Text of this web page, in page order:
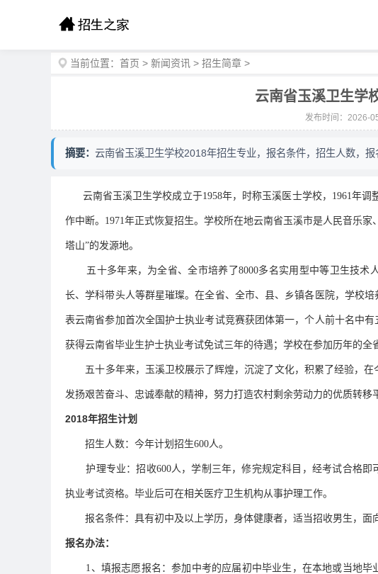
当前位置： 首页 > 新闻资讯 > 招生简章 >
云南省玉溪卫生学
发布时间：2026-
摘要： 云南省玉溪卫生学校2018年招生专业，报名条件，招生人数，报
云南省玉溪卫生学校成立于1958年，时称玉溪医士学校，1961年
作中断。1971年正式恢复招生。学校所在地云南省玉溪市是人民音乐
塔山”的发源地。
五十多年来，为全省、全市培养了8000多名实用型中等卫生技
长、学科带头人等群星璀璨。在全省、全市、县、乡镇各医院，学校
表云南省参加首次全国护士执业考试竞赛获团体第一，个人前十名中
获得云南省毕业生护士执业考试免试三年的待遇；学校在参加历年的全
五十多年来，玉溪卫校展示了辉煌，沉淀了文化，积累了经验，
发扬艰苦奋斗、忠诚奉献的精神，努力打造农村剩余劳动力的优质转移
2018年招生计划
招生人数：今年计划招生600人。
护理专业：招收600人，学制三年，修完规定科目，经考试合格
执业考试资格。毕业后可在相关医疗卫生机构从事护理工作。
报名条件：具有初中及以上学历，身体健康者，适当招收男生，面
报名办法：
1、填报志愿报名：参加中考的应届初中毕业生，在本地或当地